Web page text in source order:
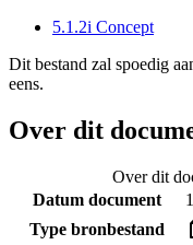
5.1.2i Concept
Dit bestand zal spoedig
eens.
Over dit
Over dit
Datum document
Type bronbestand